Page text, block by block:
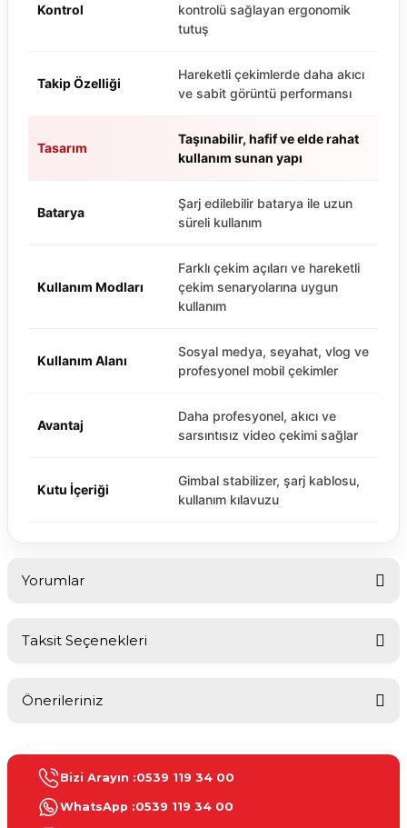
Kontrol
kontrolü sağlayan ergonomik
tutuş
Takip Özelliği
Hareketli çekimlerde daha akıcı
ve sabit görüntü performansı
Tasarım
Taşınabilir, hafif ve elde rahat
kullanım sunan yapı
Batarya
Şarj edilebilir batarya ile uzun
süreli kullanım
Kullanım Modları
Farklı çekim açıları ve hareketli
çekim senaryolarına uygun
kullanım
Kullanım Alanı
Sosyal medya, seyahat, vlog ve
profesyonel mobil çekimler
Avantaj
Daha profesyonel, akıcı ve
sarsıntısız video çekimi sağlar
Kutu İçeriği
Gimbal stabilizer, şarj kablosu,
kullanım kılavuzu
Yorumlar
Taksit Seçenekleri
Önerileriniz
konularda yetersiz gördüğünüz noktaları öneri formunu kullanarak
tarafımıza iletebilirsiniz.
Görüş ve önerileriniz için teşekkür ederiz.
Bizi Arayın :0539 119 34 00
WhatsApp :0539 119 34 00